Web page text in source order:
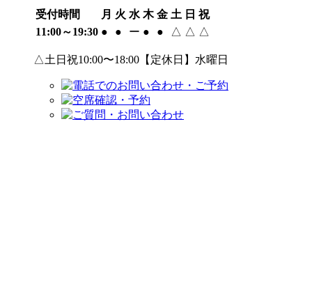
受付時間 月 火 水 木 金 土 日 祝
11:00～19:30 ● ● ー ● ● △ △ △
△土日祝10:00〜18:00【定休日】水曜日